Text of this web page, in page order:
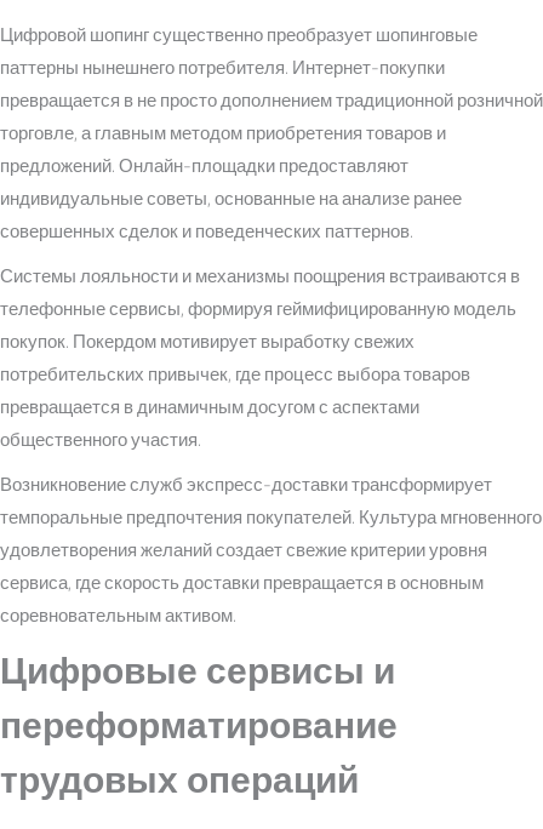
Цифровой шопинг существенно преобразует шопинговые
паттерны нынешнего потребителя. Интернет-покупки
превращается в не просто дополнением традиционной розничной
торговле, а главным методом приобретения товаров и
предложений. Онлайн-площадки предоставляют
индивидуальные советы, основанные на анализе ранее
совершенных сделок и поведенческих паттернов.
Системы лояльности и механизмы поощрения встраиваются в
телефонные сервисы, формируя геймифицированную модель
покупок. Покердом мотивирует выработку свежих
потребительских привычек, где процесс выбора товаров
превращается в динамичным досугом с аспектами
общественного участия.
Возникновение служб экспресс-доставки трансформирует
темпоральные предпочтения покупателей. Культура мгновенного
удовлетворения желаний создает свежие критерии уровня
сервиса, где скорость доставки превращается в основным
соревновательным активом.
Цифровые сервисы и
переформатирование
трудовых операций